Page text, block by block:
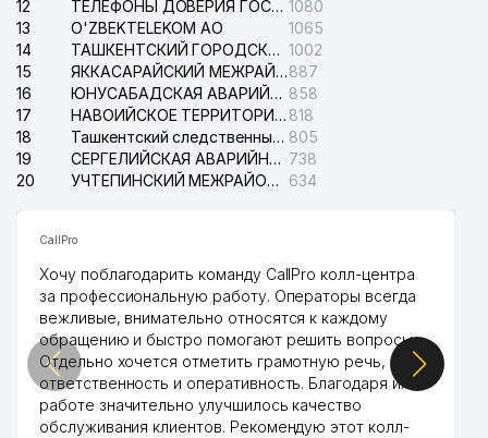
12
ТЕЛЕФОНЫ ДОВЕРИЯ ГОСУДАРСТВЕННОГО ЦЕНТРА ТЕСТИРОВАНИЯ 1080
13
O'ZBEKTELEKOM АО
1065
14
ТАШКЕНТСКИЙ ГОРОДСКОЙ СУД ПО ГРАЖДАНСКИМ ДЕЛАМ 1002
15
ЯККАСАРАЙСКИЙ МЕЖРАЙОННЫЙ СУД ПО ГРАЖДАНСКИМ ДЕЛАМ887
16
ЮНУСАБАДСКАЯ АВАРИЙНАЯ СЛУЖБА ЭЛЕКТРОСЕТИ 858
17
НАВОИЙСКОЕ ТЕРРИТОРИАЛЬНОЕ ПРЕДПРИЯТИЕ ЭЛЕКТРОСЕТИ АО 818
18
Ташкентский следственный изолятор 805
19
СЕРГЕЛИЙСКАЯ АВАРИЙНАЯ СЛУЖБА ЭЛЕКТРОСЕТИ 738
20
УЧТЕПИНСКИЙ МЕЖРАЙОННЫЙ СУД ПО ГРАЖДАНСКИМ ДЕЛАМ 634
CallPro
Хочу поблагодарить команду CallPro колл-центра
за профессиональную работу. Операторы всегда
вежливые, внимательно относятся к каждому
обращению и быстро помогают решить вопросы.
Отдельно хочется отметить грамотную речь,
ответственность и оперативность. Благодаря их
работе значительно улучшилось качество
обслуживания клиентов. Рекомендую этот колл-